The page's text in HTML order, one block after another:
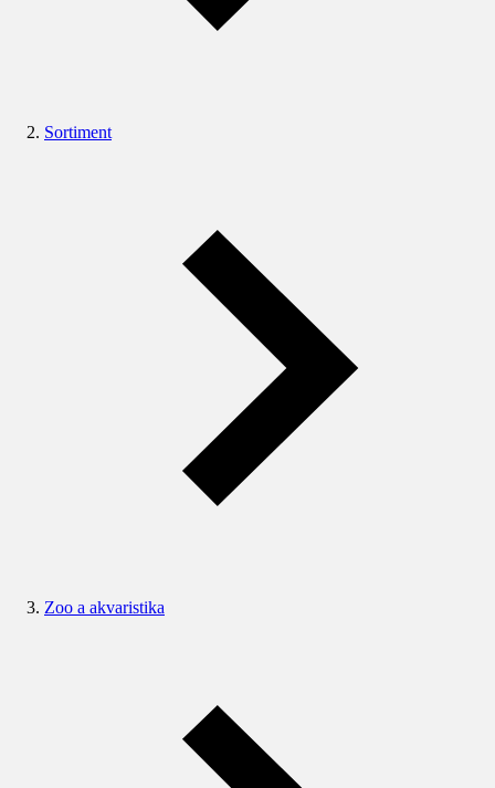
Sortiment
Zoo a akvaristika